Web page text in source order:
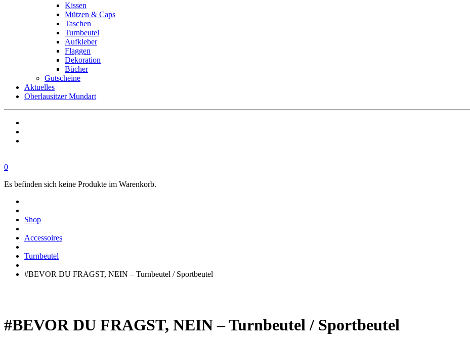
Kissen
Mützen & Caps
Taschen
Turnbeutel
Aufkleber
Flaggen
Dekoration
Bücher
Gutscheine
Aktuelles
Oberlausitzer Mundart
0
Es befinden sich keine Produkte im Warenkorb.
|
Oberlausitz
Regional
einkaufen
Shop
Accessoires
Turnbeutel
#BEVOR DU FRAGST, NEIN – Turnbeutel / Sportbeutel
#BEVOR DU FRAGST, NEIN – Turnbeutel / Sportbeutel